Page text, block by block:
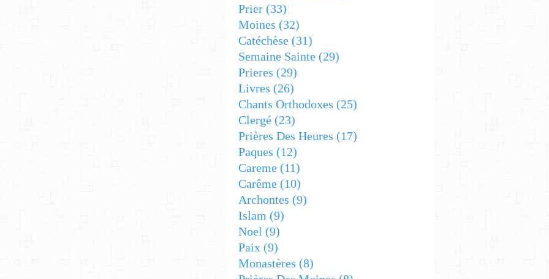
Prier (33)
Moines (32)
Catéchèse (31)
Semaine Sainte (29)
Prieres (29)
Livres (26)
Chants Orthodoxes (25)
Clergé (23)
Prières Des Heures (17)
Paques (12)
Careme (11)
Carême (10)
Archontes (9)
Islam (9)
Noel (9)
Paix (9)
Monastères (8)